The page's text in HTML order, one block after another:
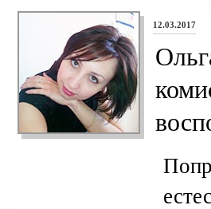
12.03.2017